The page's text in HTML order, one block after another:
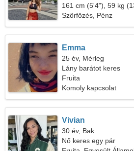
161 cm (5'4"), 59 kg
Szörfözés, Pénz
Emma
25 év, Mérleg
Lány barátot keres
Fruita
Komoly kapcsolat
Vivian
30 év, Bak
Nő keres egy pár